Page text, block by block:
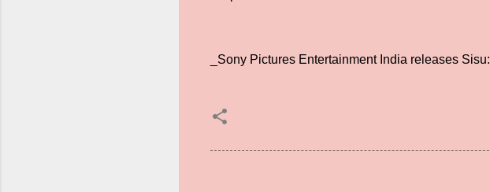
_Sony Pictures Entertainment India releases